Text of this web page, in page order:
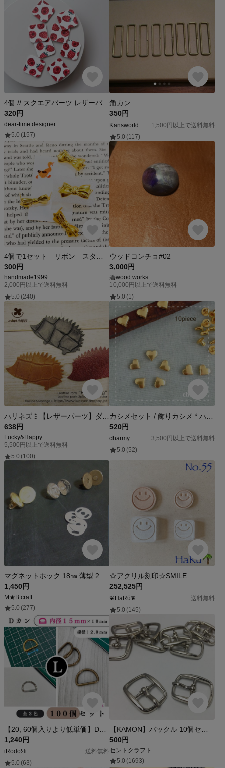
320円
dear-time designer
5.0 (157)
角カン
350円
Kansworld
1,500円以上で送料無料
5.0 (117)
300円
handmade1999
2,000円以上で送料無料
5.0 (240)
ウッドコンチョ#02
3,000円
碧wood works
10,000円以上で送料無料
5.0 (1)
638円
Lucky&Happy
5,500円以上で送料無料
5.0 (100)
520円
charmy
3,500円以上で送料無料
5.0 (52)
1,450円
M★B craft
5.0 (277)
☆アクリル刻印☆SMILE
252,525円
❦HaRϋ❦
送料無料
5.0 (145)
1,240円
iRodoЯi
送料無料
5.0 (63)
500円
セントクラフト
5.0 (1693)